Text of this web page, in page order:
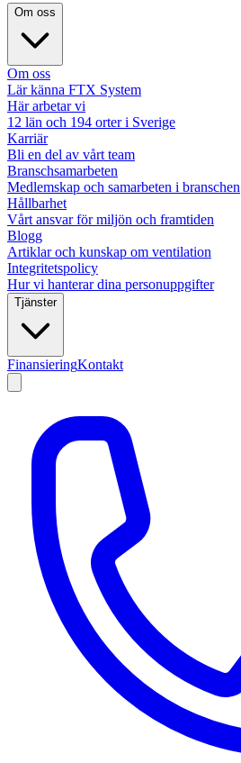
Om oss
Om oss
Lär känna FTX System
Här arbetar vi
12 län och 194 orter i Sverige
Karriär
Bli en del av vårt team
Branschsamarbeten
Medlemskap och samarbeten i branschen
Hållbarhet
Vårt ansvar för miljön och framtiden
Blogg
Artiklar och kunskap om ventilation
Integritetspolicy
Hur vi hanterar dina personuppgifter
Tjänster
FinansieringKontakt